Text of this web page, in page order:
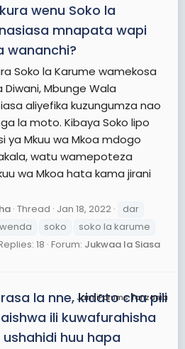
wenu Soko la
mnapata wapi
wananchi?
Soko la Karume wamekosa
Mbunge Wala
aliyefika kuzungumza nao
la moto. Kibaya Soko lipo
ya Mkuu wa Mkoa mdogo
watu wamepoteza
wa Mkoa hata kama jirani
Thread Jan 18, 2022
dar
soko
soko la karume
18 Forum: Jukwaa la Siasa
JamiiForums Tanzania
la nne, kidato cha pili
ili kuwafurahisha
huu hapa